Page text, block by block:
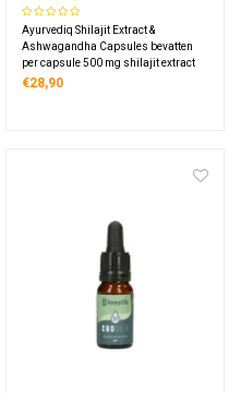
Ashwagandha Capsules
Ayurvediq Shilajit Extract &
Ashwagandha Capsules bevatten
per capsule 500 mg shilajit extract
en 50 mg biologische ashwagandha
€28,90